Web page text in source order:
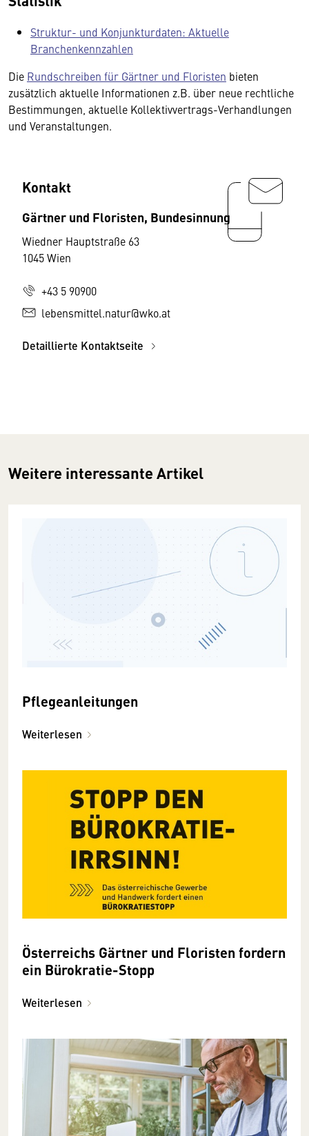
Struktur- und Konjunkturdaten: Aktuelle
Branchenkennzahlen
Die Rundschreiben für Gärtner und Floristen bieten
zusätzlich aktuelle Informationen z.B. über neue rechtliche
Bestimmungen, aktuelle Kollektivvertrags-Verhandlungen
und Veranstaltungen.
Kontakt
Gärtner und Floristen, Bundesinnung
Wiedner Hauptstraße 63
1045 Wien
+43 5 90900
lebensmittel.natur@wko.at
Detaillierte Kontaktseite
Weitere interessante Artikel
Pflegeanleitungen
Weiterlesen
Österreichs Gärtner und Floristen fordern
ein Bürokratie-Stopp
Weiterlesen